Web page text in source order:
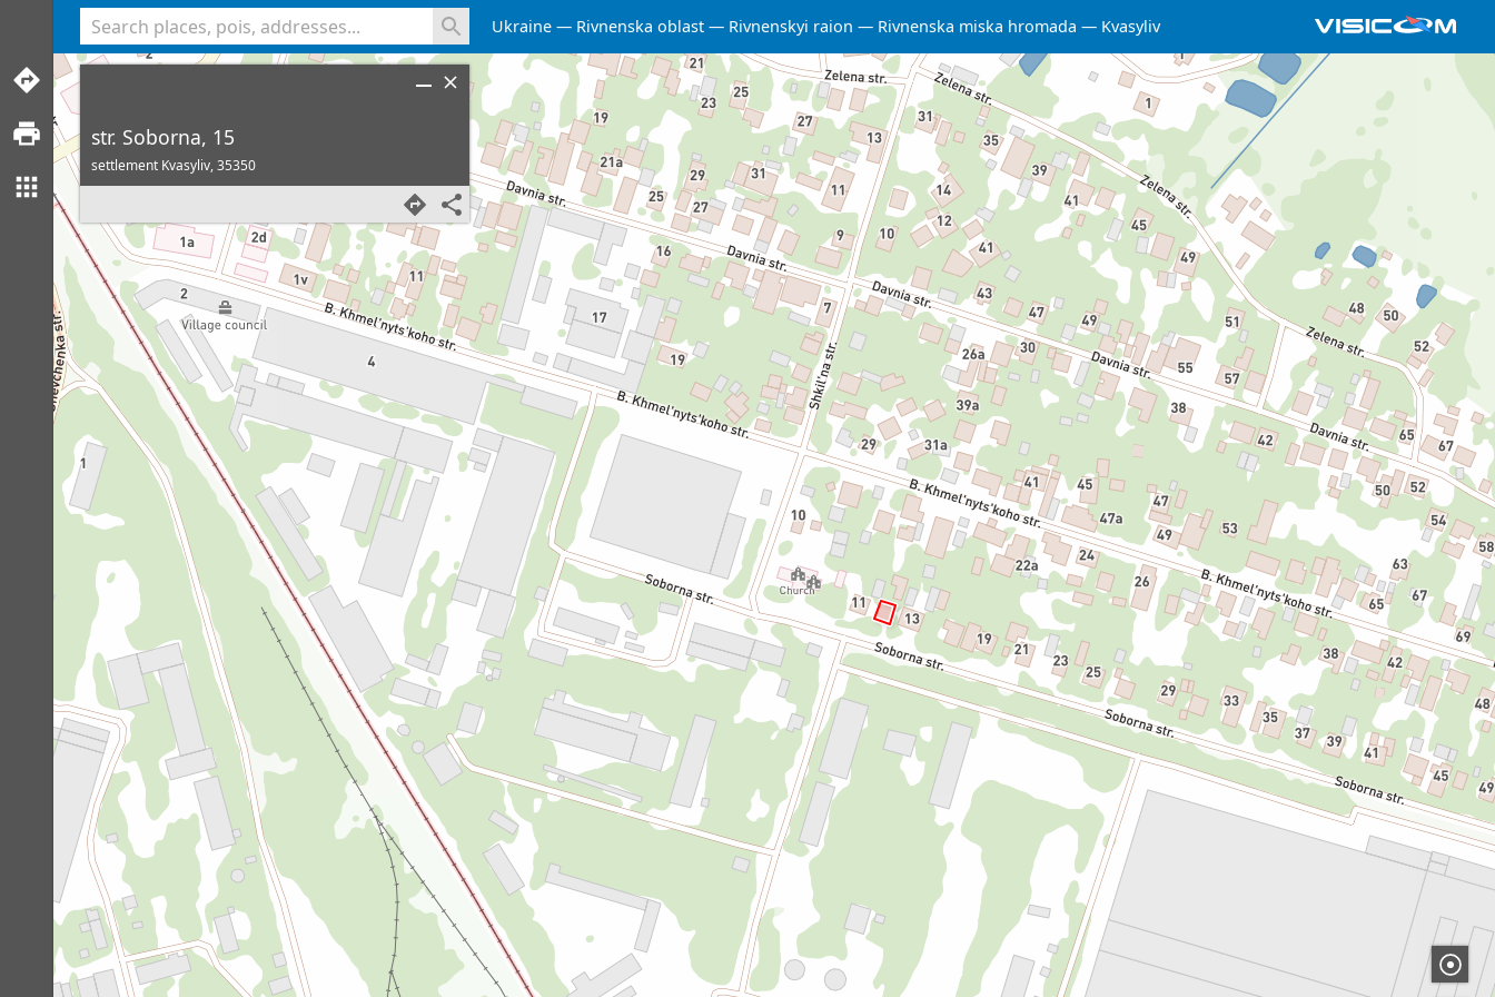
Ukraine Rivnenska oblast Rivnenskyi raion Rivnenska miska hromada Kvasyliv
str. Soborna, 15
settlement Kvasyliv,35350
<% console.log(hcard) %>